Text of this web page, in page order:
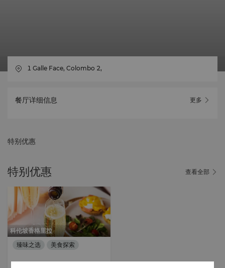
1 Galle Face, Colombo 2,
餐厅详细信息 更多
特别优惠
特别优惠 查看全部
科伦坡香格里拉
臻味之选
美食探索